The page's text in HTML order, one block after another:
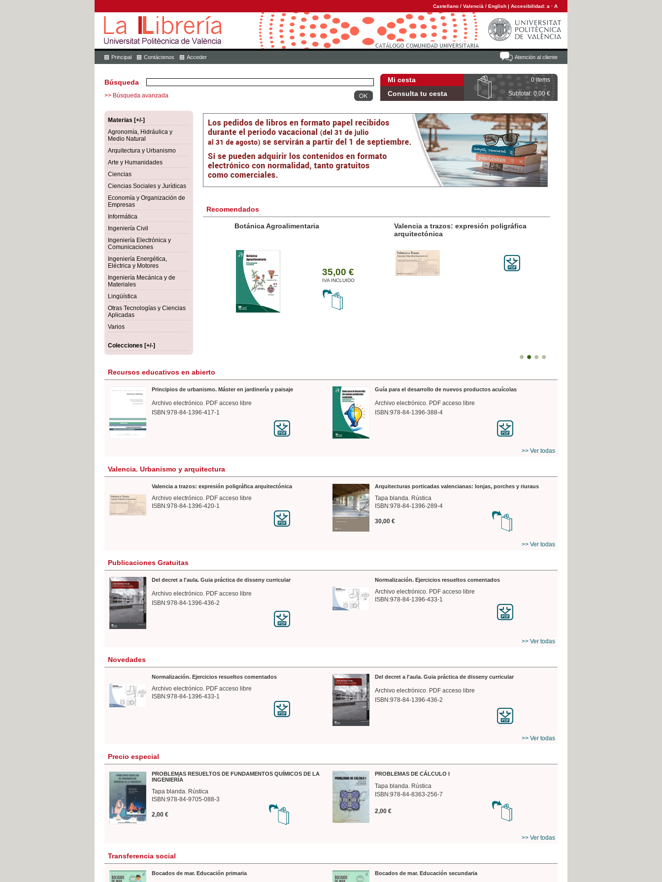
Castellano / Valencià / English | Accesibilidad: a · A
Atención al cliente
Principal Contáctenos Acceder
Mi cesta 0 items
Consulta tu cesta Subtotal: 0,00 €
Búsqueda
>> Búsqueda avanzada
Materias [+/-]
Agronomía, Hidráulica y
Medio Natural
Arquitectura y Urbanismo
Arte y Humanidades
Ciencias
Ciencias Sociales y Jurídicas
Economía y Organización de
Empresas
Informática
Ingeniería Civil
Ingeniería Electrónica y
Comunicaciones
Ingeniería Energética,
Eléctrica y Motores
Ingeniería Mecánica y de
Materiales
Lingüística
Otras Tecnologías y Ciencias
Aplicadas
Varios
Colecciones [+/-]
Recomendados
Botánica Agroalimentaria
35,00 €
IVA INCLUIDO
Valencia a trazos: expresión poligráfica
arquitectónica
Recursos educativos en abierto
Principios de urbanismo. Máster en jardinería y paisaje
Archivo electrónico. PDF acceso libre
ISBN:978-84-1396-417-1
Guía para el desarrollo de nuevos productos acuícolas
Archivo electrónico. PDF acceso libre
ISBN:978-84-1396-388-4
>> Ver todas
Valencia. Urbanismo y arquitectura
Valencia a trazos: expresión poligráfica arquitectónica
Archivo electrónico. PDF acceso libre
ISBN:978-84-1396-420-1
Arquitecturas porticadas valencianas: lonjas, porches y riuraus
Tapa blanda. Rústica
ISBN:978-84-1396-289-4
30,00 €
>> Ver todas
Publicaciones Gratuitas
Del decret a l'aula. Guia práctica de disseny curricular
Archivo electrónico. PDF acceso libre
ISBN:978-84-1396-436-2
Normalización. Ejercicios resueltos comentados
Archivo electrónico. PDF acceso libre
ISBN:978-84-1396-433-1
>> Ver todas
Novedades
Normalización. Ejercicios resueltos comentados
Archivo electrónico. PDF acceso libre
ISBN:978-84-1396-433-1
Del decret a l'aula. Guia práctica de disseny curricular
Archivo electrónico. PDF acceso libre
ISBN:978-84-1396-436-2
>> Ver todas
Precio especial
PROBLEMAS RESUELTOS DE FUNDAMENTOS QUÍMICOS DE LA
INGENIERÍA
Tapa blanda. Rústica
ISBN:978-84-9705-088-3
2,00 €
PROBLEMAS DE CÁLCULO I
Tapa blanda. Rústica
ISBN:978-84-8363-256-7
2,00 €
>> Ver todas
Transferencia social
Bocados de mar. Educación primaria Bocados de mar. Educación secundaria